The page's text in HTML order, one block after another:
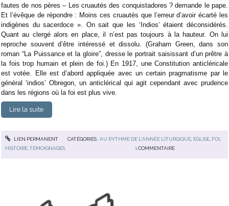
fautes de nos pères – Les cruautés des conquistadores ? demande le pape.
Et l’évêque de répondre : Moins ces cruautés que l’erreur d’avoir écarté les
indigènes du sacerdoce ». On sait que les ‘Indios’ étaient déconsidérés.
Quant au clergé alors en place, il n’est pas toujours à la hauteur. On lui
reproche souvent d’être intéressé et dissolu. (Graham Green, dans son
roman “La Puissance et la gloire”, dresse le portrait saisissant d’un prêtre à
la fois trop humain et plein de foi.) En 1917, une Constitution anticléricale
est votée. Elle est d’abord appliquée avec un certain pragmatisme par le
général ‘indios’ Obregon, un anticlérical qui agit cependant avec prudence
dans les régions où la foi est plus vive.
Lire la suite
LIEN PERMANENT CATÉGORIES :AU RYTHME DE L'ANNÉE LITURGIQUE, EGLISE, FOI
HISTOIRE ,TÉMOIGNAGES 1 COMMENTAIRE